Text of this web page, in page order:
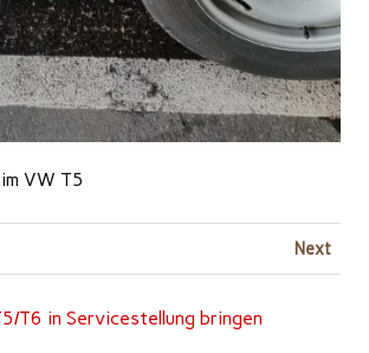
VW T5
Next
T6 in Servicestellung bringen